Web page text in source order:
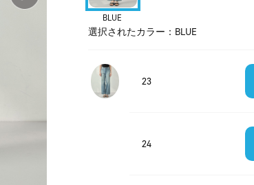
BLUE
選択されたカラー：BLUE
23
24